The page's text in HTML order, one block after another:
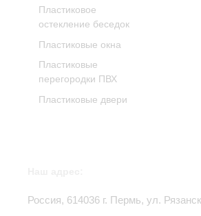
Пластиковое
остекление беседок
Пластиковые окна
Пластиковые
перегородки ПВХ
Пластиковые двери
Россия, 614036 г. Пермь, ул.